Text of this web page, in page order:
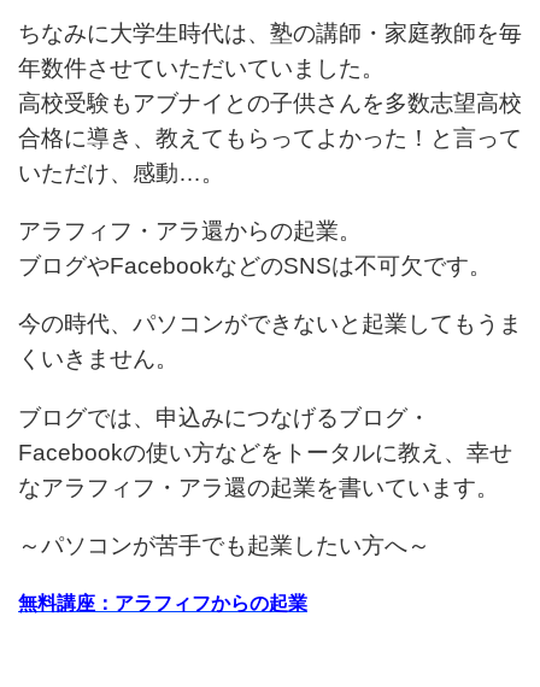
ちなみに大学生時代は、塾の講師・家庭教師を毎
年数件させていただいていました。
高校受験もアブナイとの子供さんを多数志望高校
合格に導き、教えてもらってよかった！と言って
いただけ、感動…。
アラフィフ・アラ還からの起業。
ブログやFacebookなどのSNSは不可欠です。
今の時代、パソコンができないと起業してもうま
くいきません。
ブログでは、申込みにつなげるブログ・
Facebookの使い方などをトータルに教え、幸せ
なアラフィフ・アラ還の起業を書いています。
～パソコンが苦手でも起業したい方へ～
無料講座：アラフィフからの起業